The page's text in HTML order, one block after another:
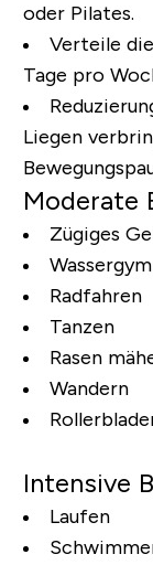
oder Pilates.
Verteile
Tage pro
Liegen
Moderate
Zügiges
Radfahren
Tanzen
Rasen
Wandern
Intensive
Laufen